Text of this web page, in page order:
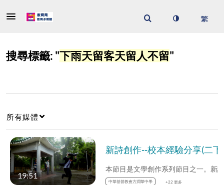
搜尋標籤: "下雨天留客天留人不留"
所有媒體
19:51
中華基督教會方潤華中學 +22 更多